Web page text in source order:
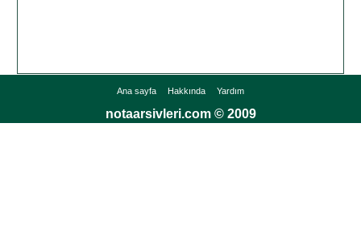
Ana sayfa Hakkında Yardım
notaarsivleri.com © 2009